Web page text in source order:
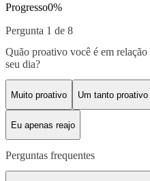
Progresso0%
Pergunta 1 de 8
Quão proativo você é em
seu dia?
Muito proativo Um tanto proativo
Eu apenas reajo
Perguntas frequentes